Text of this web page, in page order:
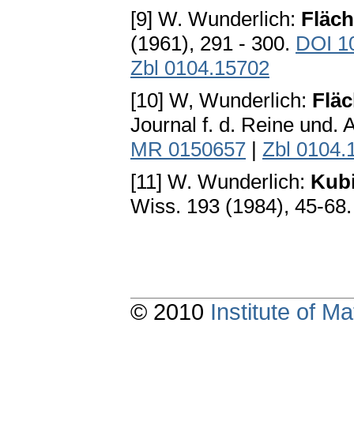
[9] W. Wunderlich:
(1961), 291 - 300. DOI
Zbl 0104.15702
[10] W, Wunderlich:
Journal f. d. Reine und.
MR 0150657 | Zbl
[11] W. Wunderlich:
Wiss. 193 (1984), 45-
© 2010 Institute of